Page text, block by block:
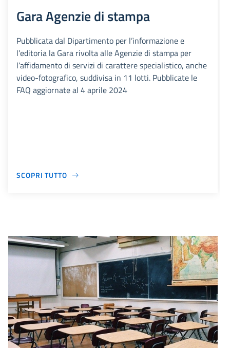
Gara Agenzie di stampa
Pubblicata dal Dipartimento per l’informazione e
l’editoria la Gara rivolta alle Agenzie di stampa per
l’affidamento di servizi di carattere specialistico, anche
video-fotografico, suddivisa in 11 lotti. Pubblicate le
FAQ aggiornate al 4 aprile 2024
SCOPRI TUTTO